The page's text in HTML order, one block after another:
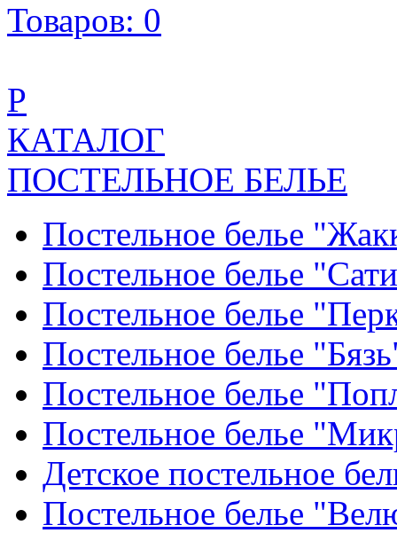
Товаров: 0
Р
КАТАЛОГ
ПОСТЕЛЬНОЕ БЕЛЬЕ
Постельное белье
Постельное белье
Постельное белье
Постельное белье
Постельное белье
Постельное белье
Детское постельное
Постельное белье